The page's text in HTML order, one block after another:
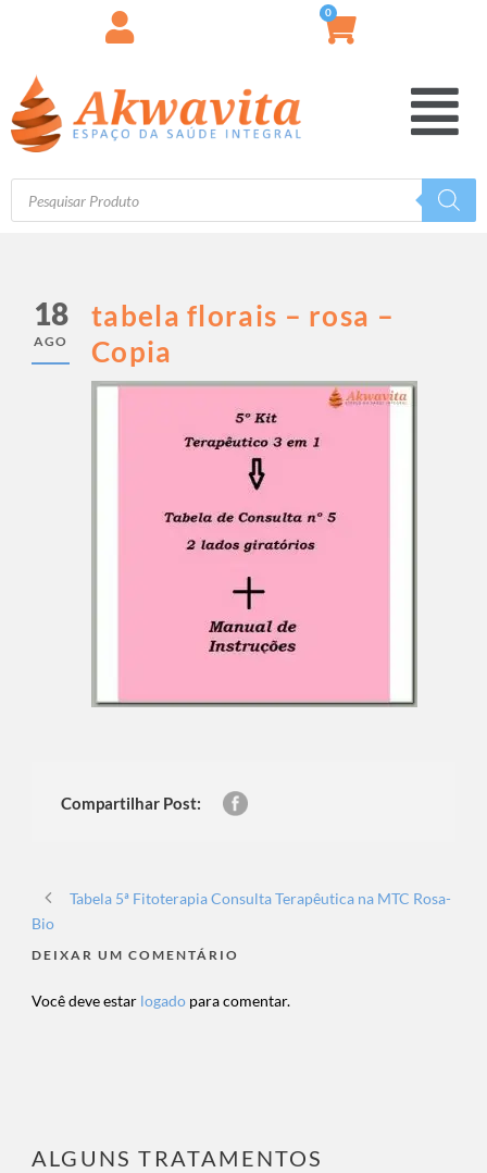
0
18
AGO
tabela florais – rosa –
Copia
Compartilhar Post:
Tabela 5ª Fitoterapia Consulta Terapêutica na MTC Rosa-
Bio
DEIXAR UM COMENTÁRIO
Você deve estar logado para comentar.
ALGUNS TRATAMENTOS